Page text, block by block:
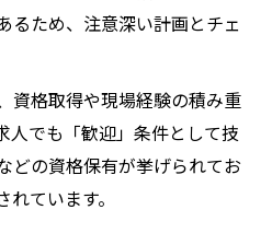
すなら知っておきたい年
トの年収相場と仮設構造
タント求人における年収
るため、注意深い計画とチェ
資格取得や現場経験の積み重
人でも「歓迎」条件として技
どの資格保有が挙げられてお
ています。